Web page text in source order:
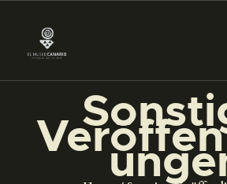
DAS MUSEUM
DIENSTLEISTUNGEN